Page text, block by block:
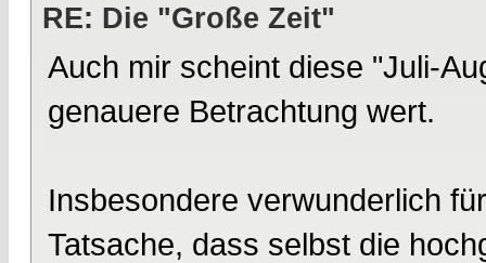
RE: Die "Große Zeit"
Auch mir scheint diese "Juli-
genauere Betrachtung wert.
Insbesondere verwunderlich
Tatsache, dass selbst die